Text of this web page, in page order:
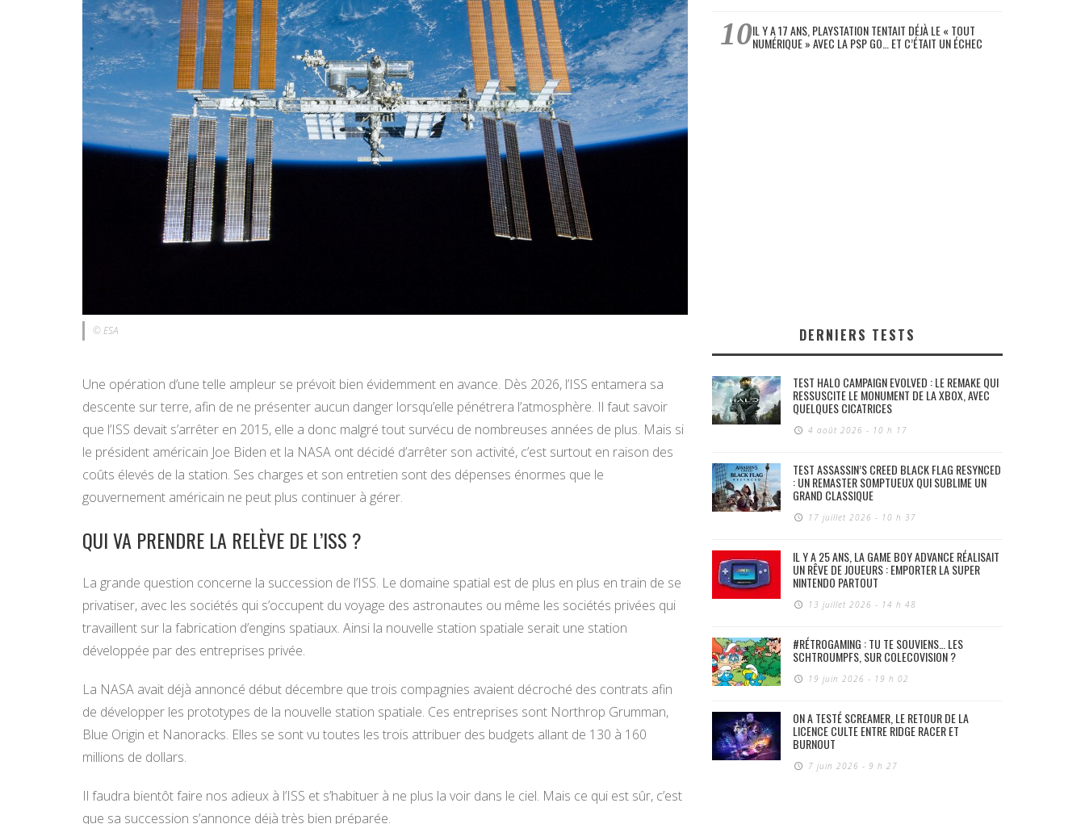
© ESA
Une opération d’une telle ampleur se prévoit bien évidemment en avance. Dès 2026, l’ISS entamera sa
descente sur terre, afin de ne présenter aucun danger lorsqu’elle pénétrera l’atmosphère. Il faut savoir
que l’ISS devait s’arrêter en 2015, elle a donc malgré tout survécu de nombreuses années de plus. Mais si
le président américain Joe Biden et la NASA ont décidé d’arrêter son activité, c’est surtout en raison des
coûts élevés de la station. Ses charges et son entretien sont des dépenses énormes que le
gouvernement américain ne peut plus continuer à gérer.
QUI VA PRENDRE LA RELÈVE DE L’ISS ?
La grande question concerne la succession de l’ISS. Le domaine spatial est de plus en plus en train de se
privatiser, avec les sociétés qui s’occupent du voyage des astronautes ou même les sociétés privées qui
travaillent sur la fabrication d’engins spatiaux. Ainsi la nouvelle station spatiale serait une station
développée par des entreprises privée.
La NASA avait déjà annoncé début décembre que trois compagnies avaient décroché des contrats afin
de développer les prototypes de la nouvelle station spatiale. Ces entreprises sont Northrop Grumman,
Blue Origin et Nanoracks. Elles se sont vu toutes les trois attribuer des budgets allant de 130 à 160
millions de dollars.
Il faudra bientôt faire nos adieux à l’ISS et s’habituer à ne plus la voir dans le ciel. Mais ce qui est sûr, c’est
que sa succession s’annonce déjà très bien préparée.
IL Y A 17 ANS, PLAYSTATION TENTAIT DÉJÀ LE « TOUT
NUMÉRIQUE » AVEC LA PSP GO… ET C’ÉTAIT UN ÉCHEC
DERNIERS TESTS
TEST HALO CAMPAIGN EVOLVED : LE REMAKE QUI
RESSUSCITE LE MONUMENT DE LA XBOX, AVEC
QUELQUES CICATRICES
4 août 2026 - 10 h 17
TEST ASSASSIN’S CREED BLACK FLAG RESYNCED
: UN REMASTER SOMPTUEUX QUI SUBLIME UN
GRAND CLASSIQUE
17 juillet 2026 - 10 h 37
IL Y A 25 ANS, LA GAME BOY ADVANCE RÉALISAIT
UN RÊVE DE JOUEURS : EMPORTER LA SUPER
NINTENDO PARTOUT
13 juillet 2026 - 14 h 48
#RÉTROGAMING : TU TE SOUVIENS… LES
SCHTROUMPFS, SUR COLECOVISION ?
19 juin 2026 - 19 h 02
ON A TESTÉ SCREAMER, LE RETOUR DE LA
LICENCE CULTE ENTRE RIDGE RACER ET
BURNOUT
7 juin 2026 - 9 h 27